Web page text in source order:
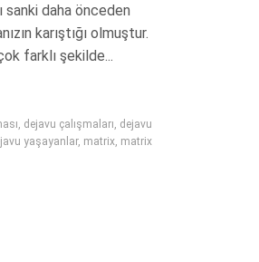
sanki daha önceden
karıştığı olmuştur.
farklı şekilde...
, dejavu çalışmaları, dejavu
yaşayanlar, matrix, matrix